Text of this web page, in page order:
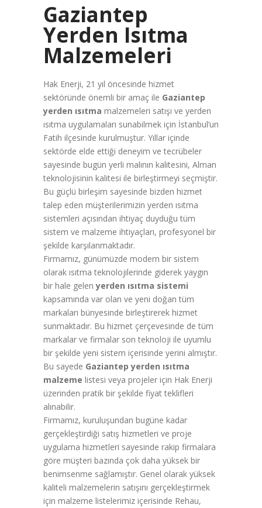
Gaziantep
Yerden Isıtma
Malzemeleri
Hak Enerji, 21 yıl öncesinde hizmet
sektöründe önemli bir amaç ile Gaziantep
yerden ısıtma malzemeleri satışı ve yerden
ısıtma uygulamaları sunabilmek için İstanbul’un
Fatih ilçesinde kurulmuştur. Yıllar içinde
sektörde elde ettiği deneyim ve tecrübeler
sayesinde bugün yerli malının kalitesini, Alman
teknolojisinin kalitesi ile birleştirmeyi seçmiştir.
Bu güçlü birleşim sayesinde bizden hizmet
talep eden müşterilerimizin yerden ısıtma
sistemleri açısından ihtiyaç duyduğu tüm
sistem ve malzeme ihtiyaçları, profesyonel bir
şekilde karşılanmaktadır.
Firmamız, günümüzde modern bir sistem
olarak ısıtma teknolojilerinde giderek yaygın
bir hale gelenyerden ısıtma sistemi
kapsamında var olan ve yeni doğan tüm
markaları bünyesinde birleştirerek hizmet
sunmaktadır. Bu hizmet çerçevesinde de tüm
markalar ve firmalar son teknoloji ile uyumlu
bir şekilde yeni sistem içerisinde yerini almıştır.
Bu sayede Gaziantep yerden ısıtma
malzeme listesi veya projeler için Hak Enerji
üzerinden pratik bir şekilde fiyat teklifleri
alınabilir.
Firmamız, kuruluşundan bugüne kadar
gerçekleştirdiği satış hizmetleri ve proje
uygulama hizmetleri sayesinde rakip firmalara
göre müşteri bazında çok daha yüksek bir
benimsenme sağlamıştır. Genel olarak yüksek
kaliteli malzemelerin satışını gerçekleştirmek
için malzeme listelerimiz içerisinde Rehau,